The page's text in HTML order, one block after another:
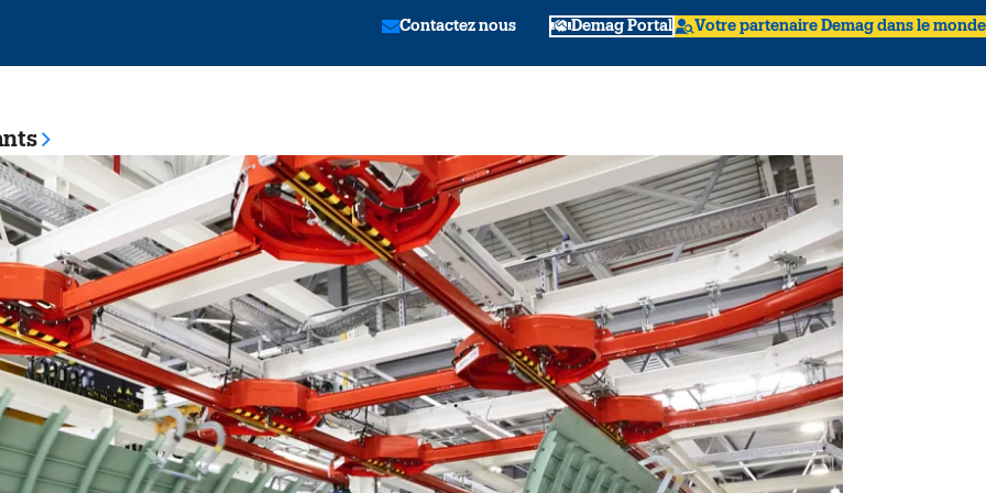
Contactez nous Demag Portal Votre partenaire Demag dans le monde